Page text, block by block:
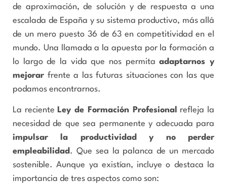
de aproximación, de solución y de respuesta a una
escalada de España y su sistema productivo, más allá
de un mero puesto 36 de 63 en competitividad en el
mundo. Una llamada a la apuesta por la formación a
lo largo de la vida que nos permitaadaptarnos y
mejorar frente a las futuras situaciones con las que
podamos encontrarnos.
La reciente Ley de Formación Profesional
refleja la
necesidad de que sea permanente y adecuada para
impulsar la productividad y no perder
empleabilidad . Que sea la palanca de un mercado
sostenible. Aunque ya existían, incluye o destaca la
importancia de tres aspectos como son: